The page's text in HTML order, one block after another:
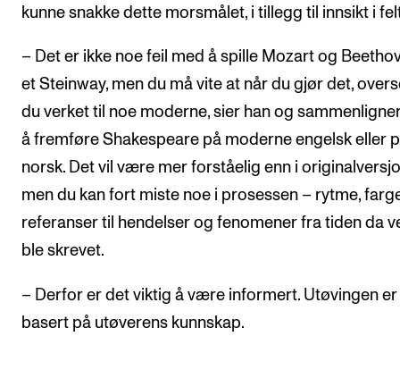
kunne snakke dette morsmålet, i tillegg til innsikt i
– Det er ikke noe feil med å spille Mozart og
et Steinway, men du må vite at når du gjør det,
du verket til noe moderne, sier han og
å fremføre Shakespeare på moderne engelsk eller
norsk. Det vil være mer forståelig enn i
men du kan fort miste noe i prosessen – rytme,
referanser til hendelser og fenomener fra tiden da
ble skrevet.
– Derfor er det viktig å være informert. Utøvingen er
basert på utøverens kunnskap.